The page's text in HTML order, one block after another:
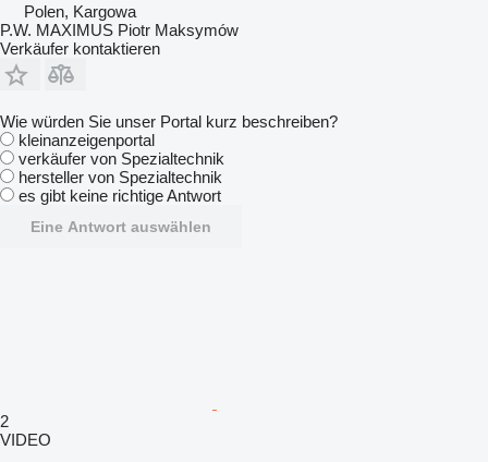
Polen, Kargowa
P.W. MAXIMUS Piotr Maksymów
Verkäufer kontaktieren
Wie würden Sie unser Portal kurz beschreiben?
kleinanzeigenportal
verkäufer von Spezialtechnik
hersteller von Spezialtechnik
es gibt keine richtige Antwort
Eine Antwort auswählen
2
VIDEO